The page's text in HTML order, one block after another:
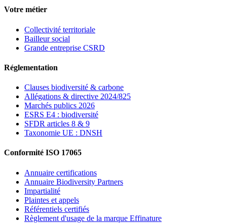
Votre métier
Collectivité territoriale
Bailleur social
Grande entreprise CSRD
Réglementation
Clauses biodiversité & carbone
Allégations & directive 2024/825
Marchés publics 2026
ESRS E4 : biodiversité
SFDR articles 8 & 9
Taxonomie UE : DNSH
Conformité ISO 17065
Annuaire certifications
Annuaire Biodiversity Partners
Impartialité
Plaintes et appels
Référentiels certifiés
Règlement d'usage de la marque Effinature